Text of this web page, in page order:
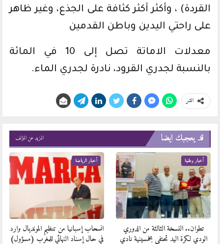
القردة) ، وأكثر أكثر كثافة على الجذع، وغير ظاهر
على راحتي اليدين وباطن القدمين
معدلات الاماتة تصل إلى 10 في المائة
بالنسبة لجدري القرود، نادرة لجدري الماء.
انشر
قد يعجبك ايضا المزيد عن المؤلف
أخبار وطنية
تطوان.. النسخة الثالثة من الدوري
الودي لكرة اليد تحتفي بخمسينية نادي
أخبار الرياضة
انسحاب إسبانيا من تنظيم المونديال وارد
في حال إسناد النهائي للمغرب (مسؤول)